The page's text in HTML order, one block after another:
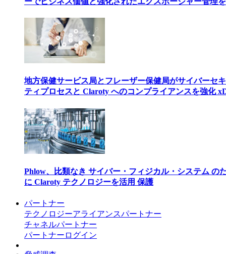
地方保健サービス局とフレーザー保健局がサイバーセ
ティプロセスと Claroty へのコンプライアンスを強化
Phlow、比類なき サイバー・フィジカル・システム の
に Claroty テクノロジーを活用 保護
パートナー
テクノロジーアライアンスパートナー
チャネルパートナー
パートナーログイン